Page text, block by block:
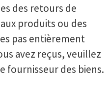
des retours de
produits ou des
pas entièrement
avez reçus, veuillez
fournisseur des biens.